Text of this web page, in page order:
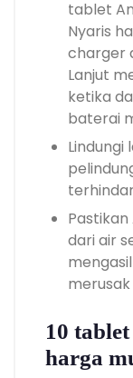
tablet
Nyaris
charger
Lanjut
ketika
baterai
dari air
10
harga